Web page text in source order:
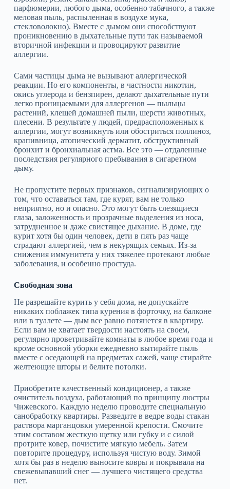
парфюмерии, любого дыма, особенно табачного, а также
меловая пыль, распыленная в воздухе мука,
стекловолокно). Вместе с дымом они способствуют
проникновению в дыхательные пути так называемой
вторичной инфекции и провоцируют развитие
аллергии.
Сами частицы дыма не вызывают аллергической
реакции. Но его компоненты, в частности никотин,
окись углерода и бензпирен, делают дыхательные пути
легко проницаемыми для аллергенов — пыльцы
растений, клещей домашней пыли, шерсти животных,
плесени. В результате у людей, предрасположенных к
аллергии, могут возникнуть или обостриться поллиноз,
крапивница, атопический дерматит, обструктивный
бронхит и бронхиальная астма. Все это — отдаленные
последствия регулярного пребывания в сигаретном
дыму.
Не пропустите первых признаков, сигнализирующих о
том, что оставаться там, где курят, вам не только
неприятно, но и опасно. Это могут быть слезящиеся
глаза, заложенность и прозрачные выделения из носа,
затрудненное и даже свистящее дыхание. В доме, где
курит хотя бы один человек, дети в пять раз чаще
страдают аллергией, чем в некурящих семьях. Из-за
снижения иммунитета у них тяжелее протекают любые
заболевания, и особенно простуда.
Свободная зона
Не разрешайте курить у себя дома, не допускайте
никаких поблажек типа курения в форточку, на балконе
или в туалете — дым все равно потянется в квартиру.
Если вам не хватает твердости настоять на своем,
регулярно проветривайте комнаты в любое время года и
кроме основной уборки ежедневно вытирайте пыль
вместе с оседающей на предметах сажей, чаще стирайте
желтеющие шторы и белите потолки.
Приобретите качественный кондиционер, а также
очиститель воздуха, работающий по принципу люстры
Чижевского. Каждую неделю проводите специальную
санобработку квартиры. Разведите в ведре воды стакан
раствора марганцовки умеренной крепости. Смочите
этим составом жесткую щетку или губку и с силой
протрите ковер, почистите мягкую мебель. Затем
повторите процедуру, используя чистую воду. Зимой
хотя бы раз в неделю выносите ковры и покрывала на
свежевыпавший снег — лучшего чистящего средства
нет.